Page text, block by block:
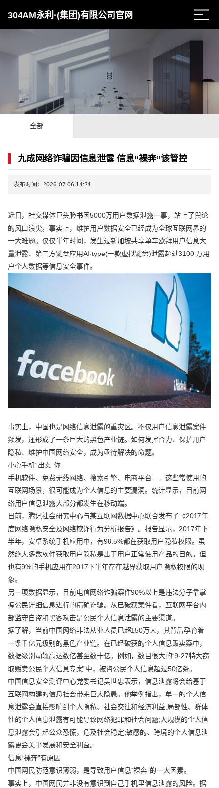
304AM永利·(集团)有限公司官网
全部
九成网络诈骗因信息泄露 信息“裸奔”该管控
发布时间：2026-07-06 14:24
近日，社交媒体巨头脸书因5000万用户数据泄露一事，站上了舆论
的风口浪尖。事实上，维护用户数据安全已经成为全球互联网界的
一大难题。仅仅半年时间，发生过新加坡共享单车欧拜用户信息大
量泄露、第三方键盘应用AI·type(一款虚拟键盘)泄露超过3100 万用
户个人数据等信息安全事件。
事实上，中国也是网络信息泄露的重灾区。不仅用户信息泄露案件
频发，还形成了一条巨大的黑色产业链。如何发挥合力、保护用户
隐私、维护中国网络安全，成为亟待解决的命题。
小心手机“出卖”你
手机软件、免费无线网络、搜索引擎、电商平台……这些常使用的
互联网场景，很可能成为个人信息的主要漏洞。统计显示，目前网
络用户信息泄露大部分都发生在移动端。
日前，腾讯社会研究中心与某互联网数据中心联合发布了《2017年
度网络隐私安全及网络欺诈行为分析报告》。报告显示，2017年下
半年，安卓系统手机应用中，有98.5%都在获取用户隐私权限。虽
然绝大多数软件获取用户隐私是出于用户正常使用产品的目的，但
也有9%的手机应用在2017下半年存在越界获取用户隐私权限的现
象。
另一项数据显示，目前电信网络诈骗案件90%以上是违法分子靠掌
握公民详细信息进行的精确诈骗。从已破获案件看，互联网平台内
部监守自盗和黑客攻击是公民个人信息泄露的主要渠道。
据了解，当前中国网络非法从业人员已超150万人，其背后孕育着
一条千亿元级别的黑色产业链。在已经破获的个人信息贩卖案中，
数据级别动辄高达数亿甚至数十亿。例如，数目很大的“9·27特大窃
取贩卖公民个人信息专案”中，被盗公民个人信息超过50亿条。
中国信息安全测评中心党委书记吴世忠表示，信息泄露将会给基于
互联网构建的信息社会带来巨大隐患。他举例指出，单一的个人信
息泄露会直接影响到个人隐私、社会交往和经济利益;局部性、群体
性的个人信息泄露有可能导致网络犯罪和社会问题;大规模的个人信
息泄露会引起公众恐慌，危及社会稳定;敏感的、跨境的个人信息泄
露更会关乎发展和安全利益。
信息“裸奔”有原因
中国网民防范意识薄弱，是导致用户信息“裸奔”的一大因素。
事实上，中国网民并非没有意识到自己手机里信息泄露的风险。据